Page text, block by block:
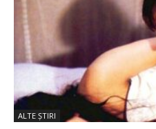
ALTE ŞTIRI